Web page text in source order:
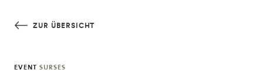
ZUR ÜBERSICHT
EVENT SURSES